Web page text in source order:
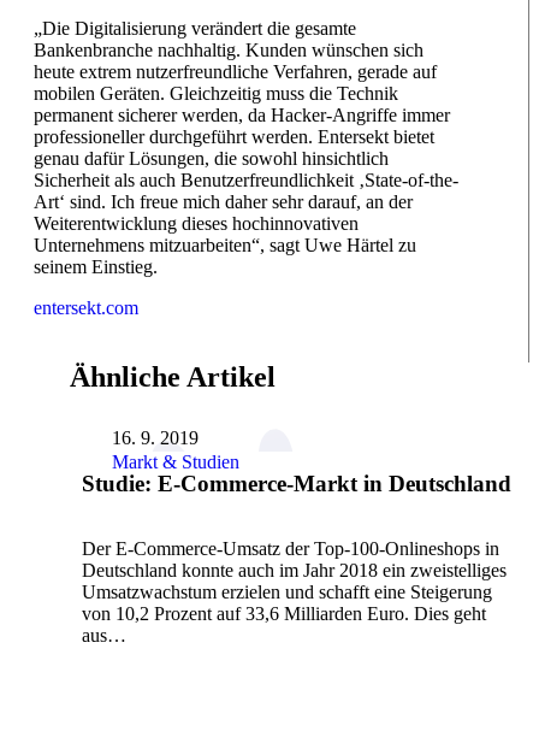
„Die Digitalisierung verändert die gesamte
Bankenbranche nachhaltig. Kunden wünschen sich
heute extrem nutzerfreundliche Verfahren, gerade auf
mobilen Geräten. Gleichzeitig muss die Technik
permanent sicherer werden, da Hacker-Angriffe immer
professioneller durchgeführt werden. Entersekt bietet
genau dafür Lösungen, die sowohl hinsichtlich
Sicherheit als auch Benutzerfreundlichkeit ‚State-of-the-
Art‘ sind. Ich freue mich daher sehr darauf, an der
Weiterentwicklung dieses hochinnovativen
Unternehmens mitzuarbeiten“, sagt Uwe Härtel zu
seinem Einstieg.
entersekt.com
Ähnliche Artikel
16. 9. 2019
Markt & Studien
Studie: E-Commerce-Markt in Deutschland
Der E-Commerce-Umsatz der Top-100-Onlineshops in
Deutschland konnte auch im Jahr 2018 ein zweistelliges
Umsatzwachstum erzielen und schafft eine Steigerung
von 10,2 Prozent auf 33,6 Milliarden Euro. Dies geht
aus…